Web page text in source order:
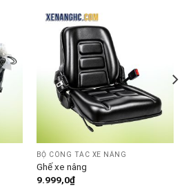
BỘ CÔNG TÁC XE NÂNG
Ghế xe nâng
9.999,0₫